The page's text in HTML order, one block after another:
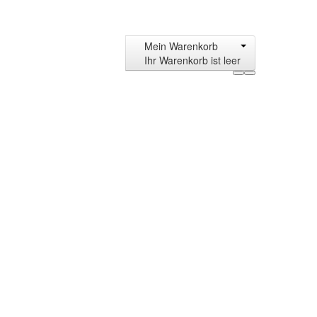
Mein Warenkorb
Ihr Warenkorb ist leer